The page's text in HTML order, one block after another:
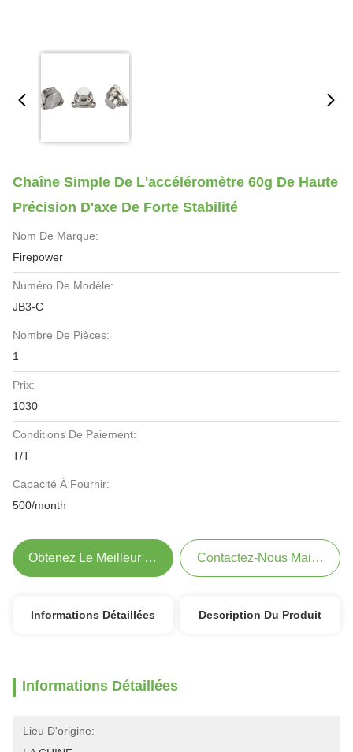
Chaîne Simple De L'accéléromètre 60g De Haute
Précision D'axe De Forte Stabilité
Nom De Marque:
Firepower
Numéro De Modèle:
JB3-C
Nombre De Pièces:
1
Prix:
1030
Conditions De Paiement:
T/T
Capacité À Fournir:
500/month
Obtenez Le Meilleur Prix Contactez-Nous Maintenant
Informations Détaillées Description Du Produit
Informations Détaillées
Lieu D'origine: